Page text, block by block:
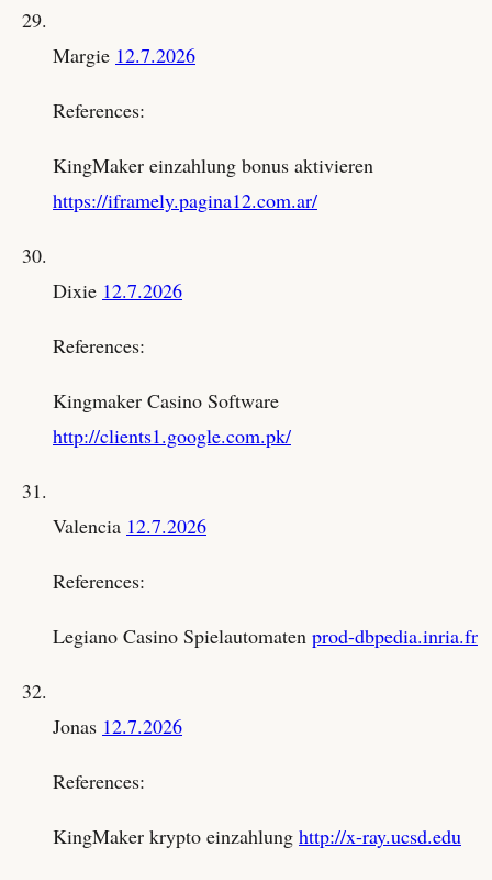
Margie 12.7.2026
References:
KingMaker einzahlung bonus aktivieren
https://iframely.pagina12.com.ar/
Dixie 12.7.2026
References:
Kingmaker Casino Software
http://clients1.google.com.pk/
Valencia 12.7.2026
References:
Legiano Casino Spielautomaten prod-dbpedia.inria.fr
Jonas 12.7.2026
References:
KingMaker krypto einzahlung http://x-ray.ucsd.edu